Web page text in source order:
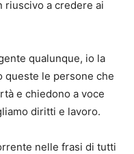
riuscivo a credere ai
qualunque, io la
queste le persone che
e chiedono a voce
diritti e lavoro.
nelle frasi di tutti